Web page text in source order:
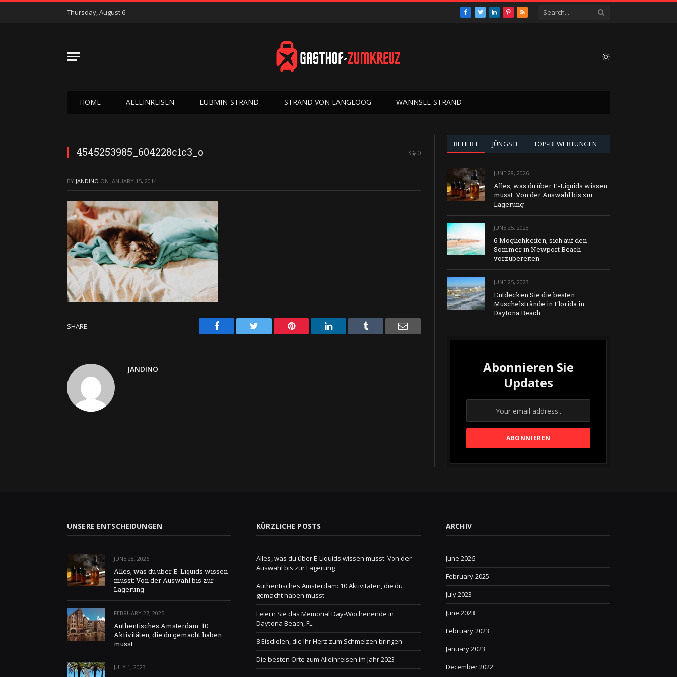
Thursday, August 6 Facebook
TwitterLinkedInPinterest
RSS
HOME ALLEINREISEN LUBMIN-STRAND STRAND VON LANGEOOG WANNSEE-STRAND
4545253985_604228c1c3_o 0
BY JANDINO ON JANUARY 15, 2014
SHARE. Facebook Twitter Pinterest LinkedIn Tumblr Email
JANDINO
BELIEBT JÜNGSTE TOP-BEWERTUNGEN
JUNE 28, 2026
Alles, was du über E-Liquids wissen
musst: Von der Auswahl bis zur
Lagerung
JUNE 25, 2023
6 Möglichkeiten, sich auf den
Sommer in Newport Beach
vorzubereiten
JUNE 25, 2023
Entdecken Sie die besten
Muschelstrände in Florida in
Daytona Beach
Abonnieren Sie
Updates
UNSERE ENTSCHEIDUNGEN
JUNE 28, 2026
Alles, was du über E-Liquids wissen
musst: Von der Auswahl bis zur
Lagerung
FEBRUARY 27, 2025
Authentisches Amsterdam: 10
Aktivitäten, die du gemacht haben
musst
JULY 1, 2023
KÜRZLICHE POSTS
Alles, was du über E-Liquids wissen musst: Von der
Auswahl bis zur Lagerung
Authentisches Amsterdam: 10 Aktivitäten, die du
gemacht haben musst
Feiern Sie das Memorial Day-Wochenende in
Daytona Beach, FL
8 Eisdielen, die Ihr Herz zum Schmelzen bringen
Die besten Orte zum Alleinreisen im Jahr 2023
ARCHIV
June 2026
February 2025
July 2023
June 2023
February 2023
January 2023
December 2022